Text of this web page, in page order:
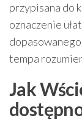
przypisana do
oznaczenie
tempa
Jak